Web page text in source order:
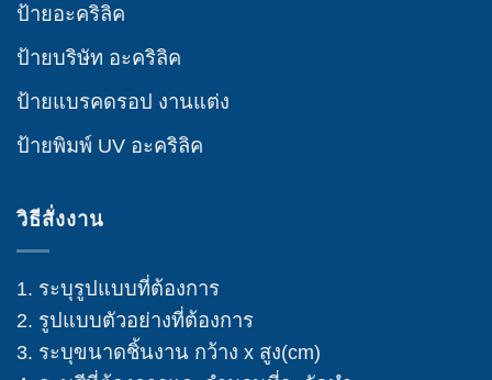
ป้ายอะคริลิค
ป้ายบริษัท อะคริลิค
ป้ายแบรคดรอป งานแต่ง
ป้ายพิมพ์ UV อะคริลิค
วิธีสั่งงาน
1. ระบุรูปแบบที่ต้องการ
2. รูปแบบตัวอย่างที่ต้องการ
3. ระบุขนาดชิ้นงาน กว้าง x สูง(cm)